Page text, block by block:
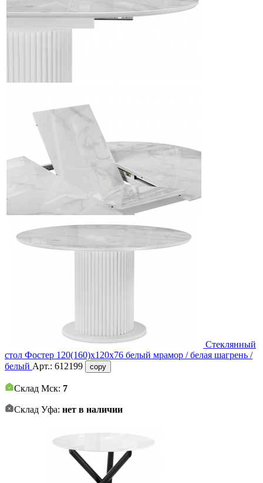
Стеклянный
стол Фостер 120(160)х120х76 белый мрамор / белая шагрень /
белый Арт.: 612199 copy
Склад Мск: 7
Склад Уфа: нет в наличии